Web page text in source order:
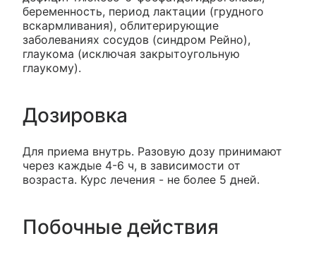
беременность, период лактации (грудного
вскармливания), облитерирующие
заболеваниях сосудов (синдром Рейно),
глаукома (исключая закрытоугольную
глаукому).
Дозировка
Для приема внутрь. Разовую дозу принимают
через каждые 4-6 ч, в зависимости от
возраста. Курс лечения - не более 5 дней.
Побочные действия